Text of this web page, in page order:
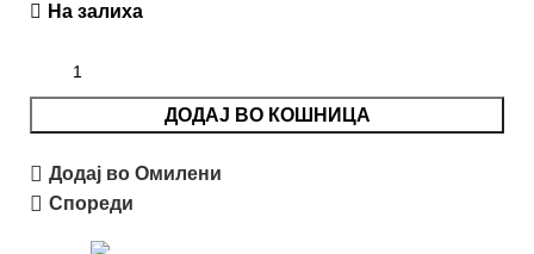
На залиха
ДОДАЈ ВО КОШНИЦА
Додај во Омилени
Спореди